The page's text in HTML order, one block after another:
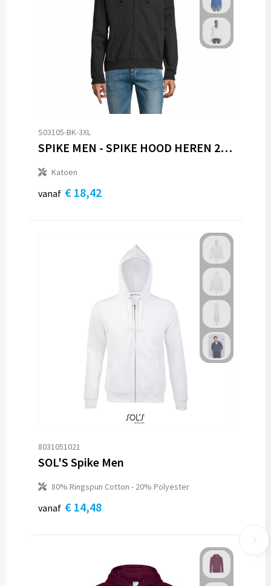
S03105-BK-3XL
SPIKE MEN - SPIKE HOOD HEREN 280gr
Katoen
vanaf € 18,42
8031051021
SOL'S Spike Men
80% Ringspun Cotton - 20% Polyester
vanaf € 14,48